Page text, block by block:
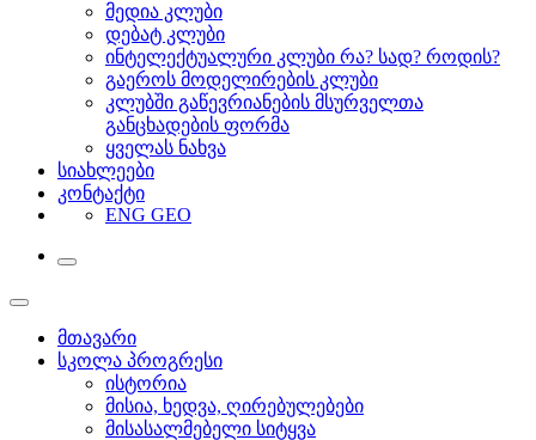
მედია კლუბი
დებატ კლუბი
ინტელექტუალური კლუბი რა? სად? როდის?
გაეროს მოდელირების კლუბი
კლუბში გაწევრიანების მსურველთა
განცხადების ფორმა
ყველას ნახვა
სიახლეები
კონტაქტი
ENG GEO
მთავარი
სკოლა პროგრესი
ისტორია
მისია, ხედვა, ღირებულებები
მისასალმებელი სიტყვა